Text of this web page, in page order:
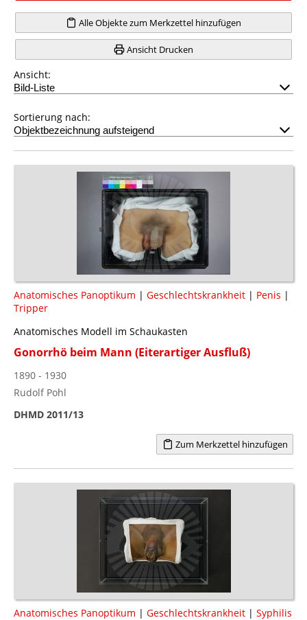
Alle Objekte zum Merkzettel hinzufügen
Ansicht Drucken
Ansicht:
Sortierung nach:
Anatomisches Panoptikum | Geschlechtskrankheit | Penis |
Tripper
Anatomisches Modell im Schaukasten
Gonorrhö beim Mann (Eiterartiger Ausfluß)
1890 - 1930
Rudolf Pohl
DHMD 2011/13
Zum Merkzettel hinzufügen
Anatomisches Panoptikum | Geschlechtskrankheit | Syphilis